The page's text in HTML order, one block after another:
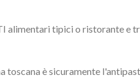
alimentari tipici o ristorante
toscana è sicuramente